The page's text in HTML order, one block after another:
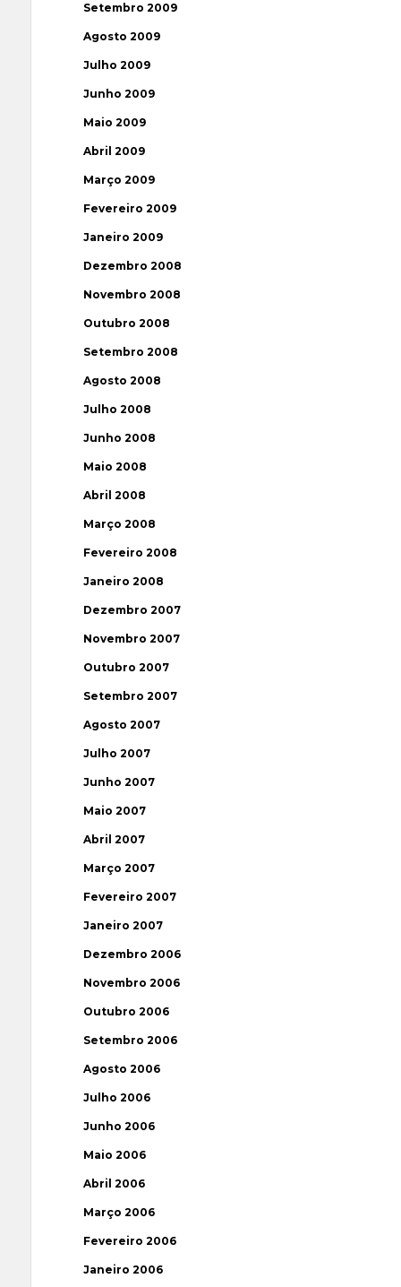
Setembro 2009
Agosto 2009
Julho 2009
Junho 2009
Maio 2009
Abril 2009
Março 2009
Fevereiro 2009
Janeiro 2009
Dezembro 2008
Novembro 2008
Outubro 2008
Setembro 2008
Agosto 2008
Julho 2008
Junho 2008
Maio 2008
Abril 2008
Março 2008
Fevereiro 2008
Janeiro 2008
Dezembro 2007
Novembro 2007
Outubro 2007
Setembro 2007
Agosto 2007
Julho 2007
Junho 2007
Maio 2007
Abril 2007
Março 2007
Fevereiro 2007
Janeiro 2007
Dezembro 2006
Novembro 2006
Outubro 2006
Setembro 2006
Agosto 2006
Julho 2006
Junho 2006
Maio 2006
Abril 2006
Março 2006
Fevereiro 2006
Janeiro 2006